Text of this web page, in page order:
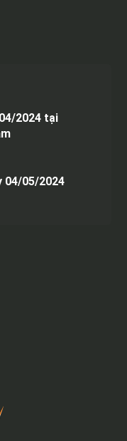
2024 tại
04/05/2024